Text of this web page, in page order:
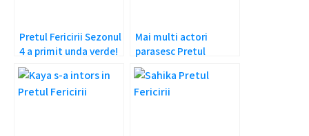
Pretul Fericirii Sezonul
4 a primit unda verde!
Mai multi actori
parasesc Pretul
Fericirii